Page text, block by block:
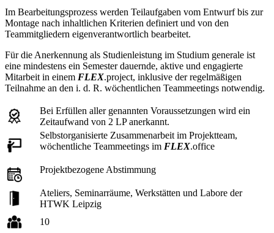
Im Bearbeitungsprozess werden Teilaufgaben vom Entwurf bis zur
Montage nach inhaltlichen Kriterien definiert und von den
Teammitgliedern eigenverantwortlich bearbeitet.
Für die Anerkennung als Studienleistung im Studium generale ist
eine mindestens ein Semester dauernde, aktive und engagierte
Mitarbeit in einem FLEX.project, inklusive der regelmäßigen
Teilnahme an den i. d. R. wöchentlichen Teammeetings notwendig.
Bei Erfüllen aller genannten Voraussetzungen wird ein
Zeitaufwand von 2 LP anerkannt.
Selbstorganisierte Zusammenarbeit im Projektteam,
wöchentliche Teammeetings im FLEX.office
Projektbezogene Abstimmung
Ateliers, Seminarräume, Werkstätten und Labore der
HTWK Leipzig
10